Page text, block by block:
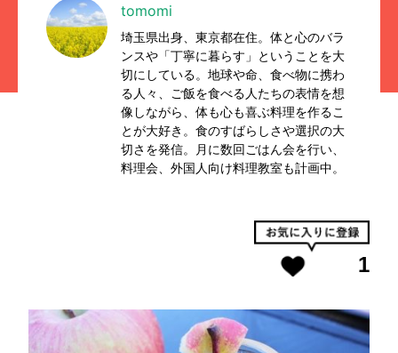
tomomi
埼玉県出身、東京都在住。体と心のバラ
ンスや「丁寧に暮らす」ということを大
切にしている。地球や命、食べ物に携わ
る人々、ご飯を食べる人たちの表情を想
像しながら、体も心も喜ぶ料理を作るこ
とが大好き。食のすばらしさや選択の大
切さを発信。月に数回ごはん会を行い、
料理会、外国人向け料理教室も計画中。
1